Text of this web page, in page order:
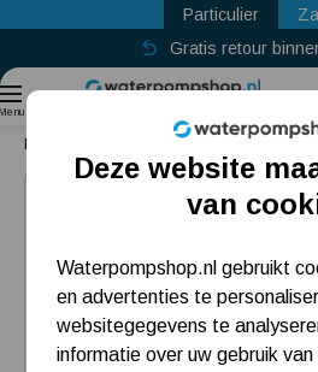
Particulier
Gratis retour
Hydrofoorpomp
Dompelpomp
Deze website
van
Waterpompshop.nl gebruikt
en advertenties te
websitegegevens te
informatie over uw gebruik